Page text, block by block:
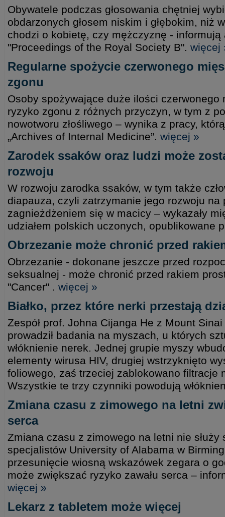
Obywatele podczas głosowania chętniej
obdarzonych głosem niskim i głębokim, niż
chodzi o kobietę, czy mężczyznę -
"Proceedings of the Royal Society B". więcej
Regularne spożycie czerwonego
zgonu
Osoby spożywające duże ilości czerwonego
ryzyko zgonu z różnych przyczyn, w tym z
nowotworu złośliwego – wynika z pracy,
„Archives of Internal Medicine”. więcej »
Zarodek ssaków oraz ludzi może
rozwoju
W rozwoju zarodka ssaków, w tym także
diapauza, czyli zatrzymanie jego rozwoju
zagnieżdżeniem się w macicy – wykazały
udziałem polskich uczonych, opublikowane
Obrzezanie może chronić przed
Obrzezanie - dokonane jeszcze przed
seksualnej - może chronić przed rakiem
"Cancer" . więcej »
Białko, przez które nerki przestają
Zespół prof. Johna Cijanga He z Mount
prowadził badania na myszach, u których
włóknienie nerek. Jednej grupie myszy
elementy wirusa HIV, drugiej wstrzyknięto
foliowego, zaś trzeciej zablokowano filtracje
Wszystkie te trzy czynniki powodują
Zmiana czasu z zimowego na letni
serca
Zmiana czasu z zimowego na letni nie służy
specjalistów University of Alabama w
przesunięcie wiosną wskazówek zegara o
może zwiększać ryzyko zawału serca –
więcej »
Lekarz z tabletem może więcej